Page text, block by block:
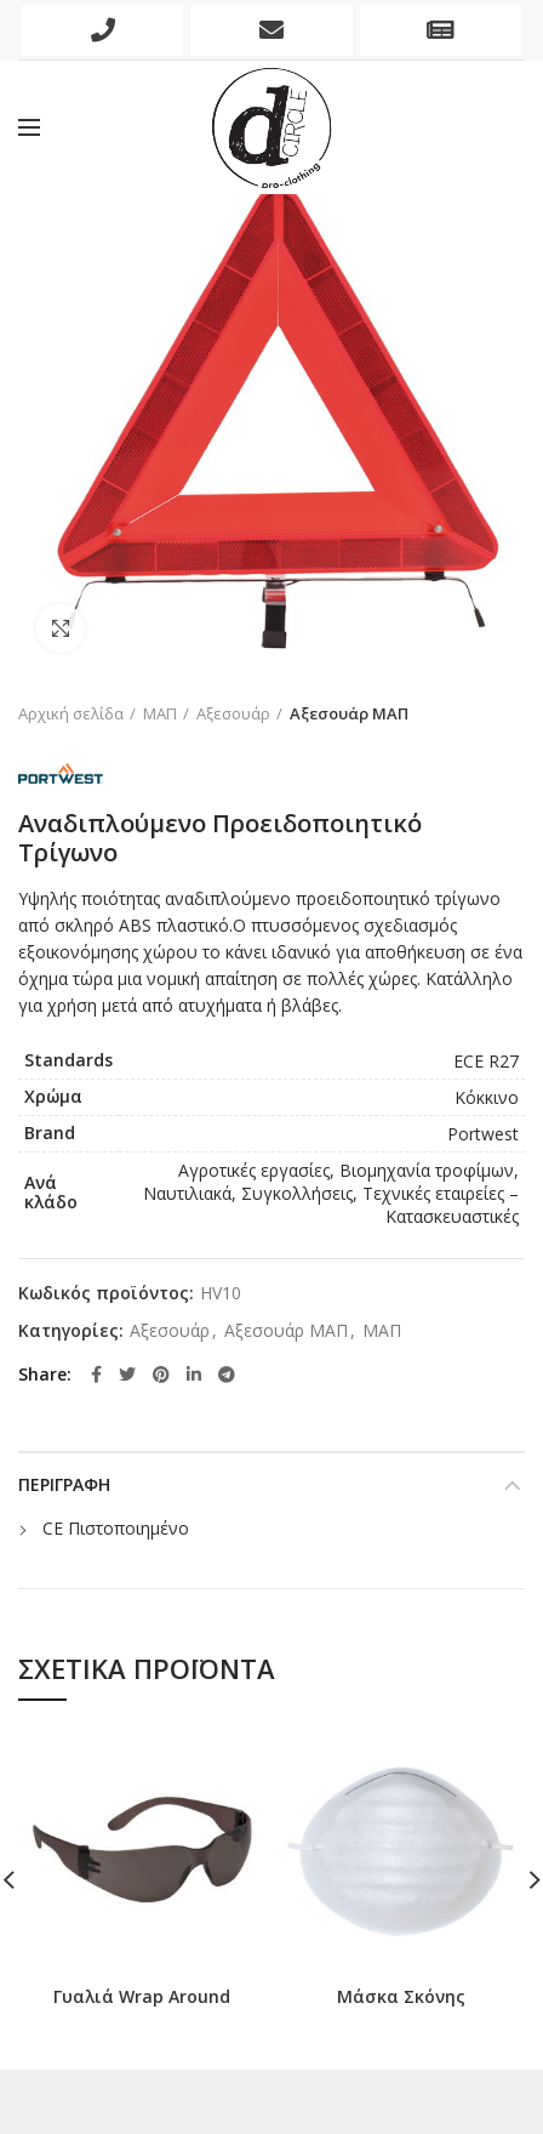
Phone
Mobile
Αρχική σελίδα ΜΑΠ Αξεσουάρ Αξεσουάρ ΜΑΠ
Αναδιπλούμενο Προειδοποιητικό
Τρίγωνο
Υψηλής ποιότητας αναδιπλούμενο προειδοποιητικό τρίγωνο
από σκληρό ABS πλαστικό.O πτυσσόμενος σχεδιασμός
εξοικονόμησης χώρου το κάνει ιδανικό για αποθήκευση σε ένα
όχημα τώρα μια νομική απαίτηση σε πολλές χώρες. Κατάλληλο
για χρήση μετά από ατυχήματα ή βλάβες.
Standards
ECE R27
Χρώμα
Κόκκινο
Brand
Portwest
Ανά
κλάδο
Αγροτικές εργασίες, Βιομηχανία τροφίμων,
Ναυτιλιακά, Συγκολλήσεις, Τεχνικές εταιρείες –
Κατασκευαστικές
Κωδικός προϊόντος: HV10
Κατηγορίες: Αξεσουάρ , Αξεσουάρ ΜΑΠ , ΜΑΠ
Share
ΠΕΡΙΓΡΑΦΉ
CE Πιστοποιημένο
ΣΧΕΤΙΚΆ ΠΡΟΪΌΝΤΑ
Γυαλιά Wrap Around Μάσκα Σκόνης